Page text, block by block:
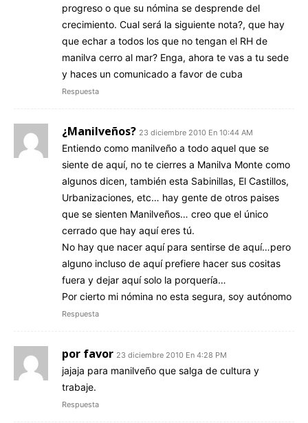
progreso o que su nómina se desprende del
crecimiento. Cual será la siguiente nota?, que hay
que echar a todos los que no tengan el RH de
manilva cerro al mar? Enga, ahora te vas a tu sede
y haces un comunicado a favor de cuba
Respuesta
¿Manilveños? 23 diciembre 2010 En 10:44 AM
Entiendo como manilveño a todo aquel que se
siente de aquí, no te cierres a Manilva Monte como
algunos dicen, también esta Sabinillas, El Castillos,
Urbanizaciones, etc… hay gente de otros paises
que se sienten Manilveños… creo que el único
cerrado que hay aquí eres tú.
No hay que nacer aquí para sentirse de aquí…pero
alguno incluso de aquí prefiere hacer sus cositas
fuera y dejar aquí solo la porquería…
Por cierto mi nómina no esta segura, soy autónomo
Respuesta
por favor 23 diciembre 2010 En 4:28 PM
jajaja para manilveño que salga de cultura y
trabaje.
Respuesta